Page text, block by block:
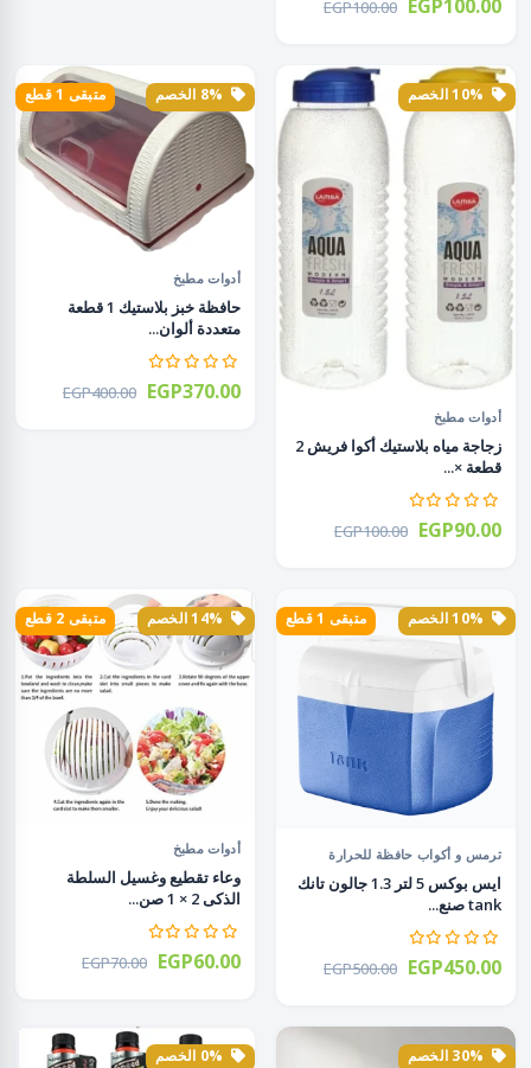
EGP100.00 EGP100.00
أدوات مطبخ
زجاجة مياه بلاستيك أكوا فريش 2
قطعة ×...
EGP100.00 EGP90.00
متبقى 1 قطع
أدوات مطبخ
حافظة خبز بلاستيك 1 قطعة
متعددة ألوان...
EGP400.00 EGP370.00
متبقى 1 قطع
ترمس و أكواب حافظة للحرارة
ايس بوكس 5 لتر 1.3 جالون تانك
tank صنع...
EGP500.00 EGP450.00
متبقى 2 قطع
أدوات مطبخ
وعاء تقطيع وغسيل السلطة
الذكى 2 × 1 صن...
EGP70.00 EGP60.00